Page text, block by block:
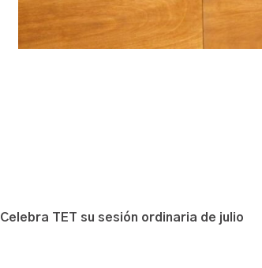
Celebra TET su sesión ordinaria de julio